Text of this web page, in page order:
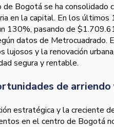
de Bogotá se ha consolidado
en la capital. En los
130%, pasando de
datos de Metrocuadrado.
lujosos y la renovación
segura y rentable.
de
estratégica y la creciente
en el centro de Bogotá